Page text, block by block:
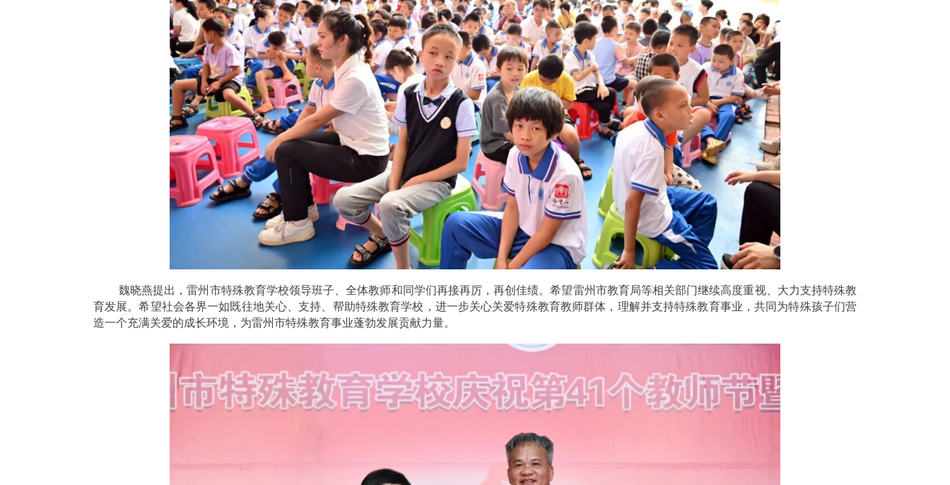
魏晓燕提出，雷州市特殊教育学校领导班子、全体教师和同学们再接再厉，再创佳绩。希望雷州市教育局等相关部门继续高度重视、大力支持特殊教
育发展。希望社会各界一如既往地关心、支持、帮助特殊教育学校，进一步关心关爱特殊教育教师群体，理解并支持特殊教育事业，共同为特殊孩子们营
造一个充满关爱的成长环境，为雷州市特殊教育事业蓬勃发展贡献力量。